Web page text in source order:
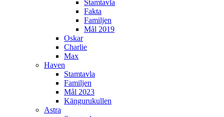
Stamtavla
Fakta
Familjen
Mål 2019
Oskar
Charlie
Max
Haven
Stamtavla
Familjen
Mål 2023
Kängurukullen
Astra